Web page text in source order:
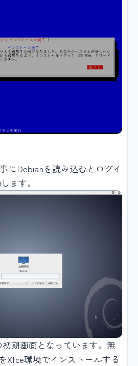
にDebianを読み込むとログイ
ます。
期画面となっています。無
Xfce環境でインストールする